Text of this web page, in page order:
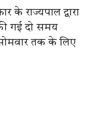
के राज्यपाल द्वारा
गई दो समय
तक के लिए